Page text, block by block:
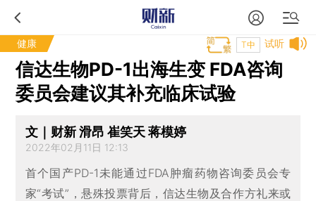
健康 试听
T中
信达生物PD-1出海生变 FDA咨询
委员会建议其补充临床试验
文｜财新 滑昂 崔笑天 蒋模婷
2022年02月11日 12:13
首个国产PD-1未能通过FDA肿瘤药物咨询委员会专
家“考试”，悬殊投票背后，信达生物及合作方礼来或